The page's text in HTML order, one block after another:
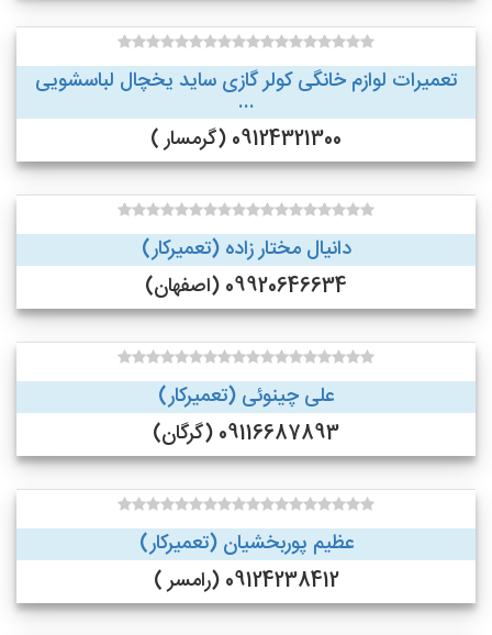
تعمیرات لوازم خانگی کولر گازی ساید یخچال لباسشویی
...
09124321300 (گرمسار )
دانیال مختار زاده (تعمیرکار)
09920646634 (اصفهان)
علی چینوئی (تعمیرکار)
09116687893 (گرگان)
عظیم پوربخشیان (تعمیرکار)
09124238412 (رامسر )